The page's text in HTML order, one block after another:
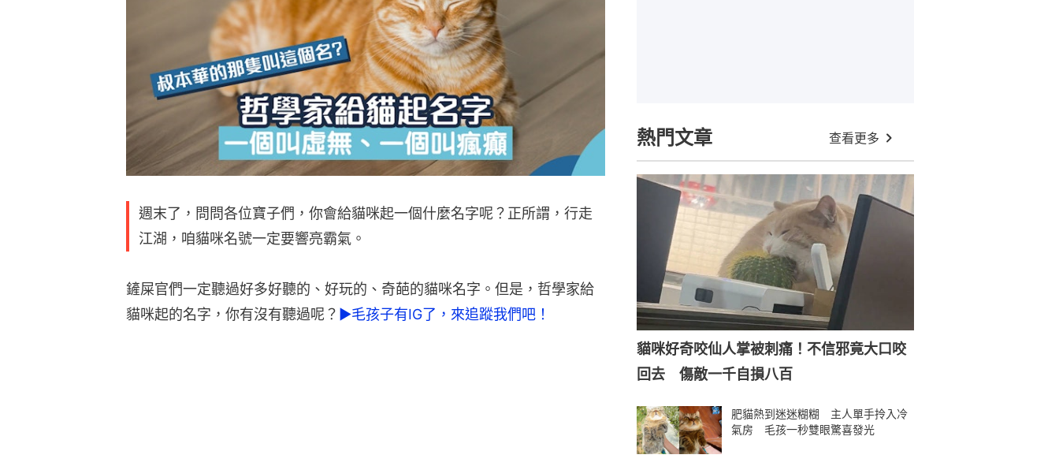
週末了，問問各位寶子們，你會給貓咪起一個什麼名字呢？正所謂，行走
江湖，咱貓咪名號一定要響亮霸氣。
鏟屎官們一定聽過好多好聽的、好玩的、奇葩的貓咪名字。但是，哲學家給
貓咪起的名字，你有沒有聽過呢？ ►毛孩子有IG了，來追蹤我們吧！
熱門文章 查看更多
貓咪好奇咬仙人掌被刺痛！不信邪竟大口咬
回去 傷敵一千自損八百
肥貓熱到迷迷糊糊 主人單手拎入冷
氣房 毛孩一秒雙眼驚喜發光